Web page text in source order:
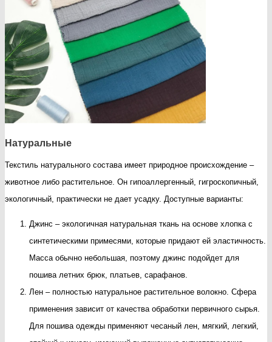
Натуральные
Текстиль натурального состава имеет природное происхождение –
животное либо растительное. Он гипоаллергенный, гигроскопичный,
экологичный, практически не дает усадку. Доступные варианты:
Джинс – экологичная натуральная ткань на основе хлопка с
синтетическими примесями, которые придают ей эластичность.
Масса обычно небольшая, поэтому джинс подойдет для
пошива летних брюк, платьев, сарафанов.
Лен – полностью натуральное растительное волокно. Сфера
применения зависит от качества обработки первичного сырья.
Для пошива одежды применяют чесаный лен, мягкий, легкий,